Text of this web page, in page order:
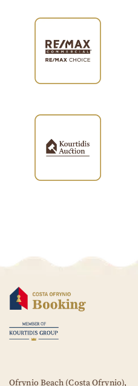
Ofrynio Beach (Costa Ofrynio),